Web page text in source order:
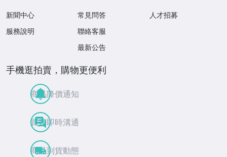
新聞中心
服務說明
常見問答
聯絡客服
最新公告
人才招募
手機逛拍賣，購物更便利
商品降價通知
買賣即時溝通
商品到貨動態